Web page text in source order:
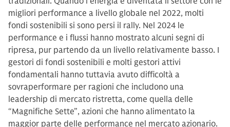
migliori performance a livello globale nel 2022, molti
fondi sostenibili si sono persi il rally. Nel 2024 le
performance e i flussi hanno mostrato alcuni segni di
ripresa, pur partendo da un livello relativamente basso. I
gestori di fondi sostenibili e molti gestori attivi
fondamentali hanno tuttavia avuto difficoltà a
sovraperformare per ragioni che includono una
leadership di mercato ristretta, come quella delle
“Magnifiche Sette”, azioni che hanno alimentato la
maggior parte delle performance nel mercato azionario.